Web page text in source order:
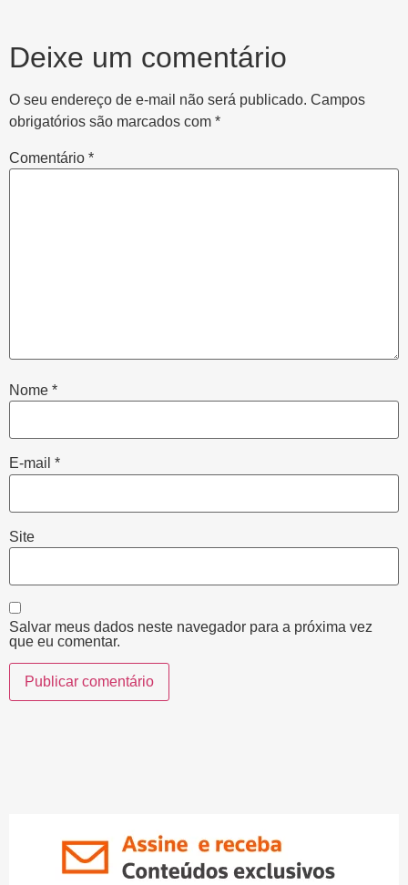
Deixe um comentário
O seu endereço de e-mail não será publicado. Campos
obrigatórios são marcados com *
Comentário *
Nome *
E-mail *
Site
Salvar meus dados neste navegador para a próxima vez
que eu comentar.